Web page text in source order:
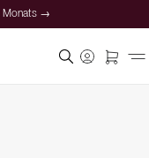
Monats →